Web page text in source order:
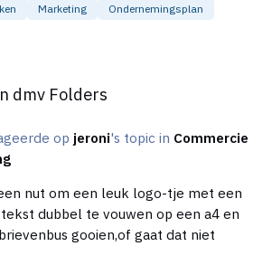
Marketing
Ondernemingsplan
dmv Folders
op jeroni's topic in Commercie
nut om een leuk logo-tje met een
dubbel te vouwen op een a4 en
gooien,of gaat dat niet